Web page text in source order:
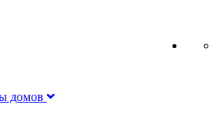
домов